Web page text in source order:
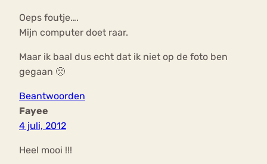
Oeps foutje….
Mijn computer doet raar.
Maar ik baal dus echt dat ik niet op de foto ben
gegaan 🙁
Beantwoorden
Fayee
4 juli, 2012
Heel mooi !!!